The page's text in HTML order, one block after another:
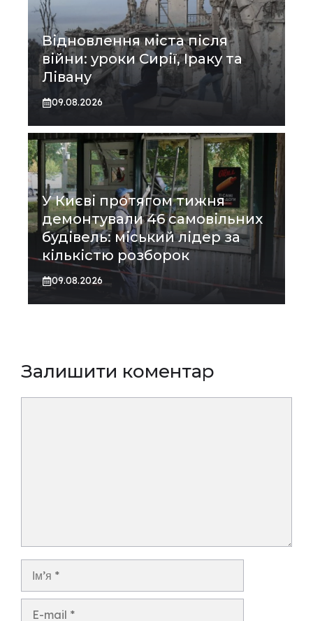
Відновлення міста після
війни: уроки Сирії, Іраку та
Лівану
09.08.2026
У Києві протягом тижня
демонтували 46 самовільних
будівель: міський лідер за
кількістю розборок
09.08.2026
Залишити коментар
Ім’я